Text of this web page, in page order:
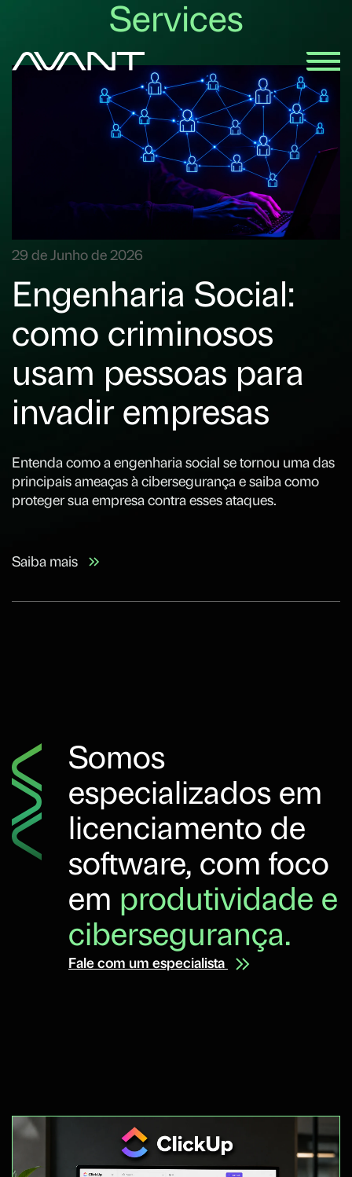
Services
29 de Junho de 2026
Engenharia Social:
como criminosos
usam pessoas para
invadir empresas
Entenda como a engenharia social se tornou uma das
principais ameaças à cibersegurança e saiba como
proteger sua empresa contra esses ataques.
Saiba mais
Somos
especializados em
licenciamento de
software, com foco
em produtividade e
cibersegurança.
Fale com um especialista